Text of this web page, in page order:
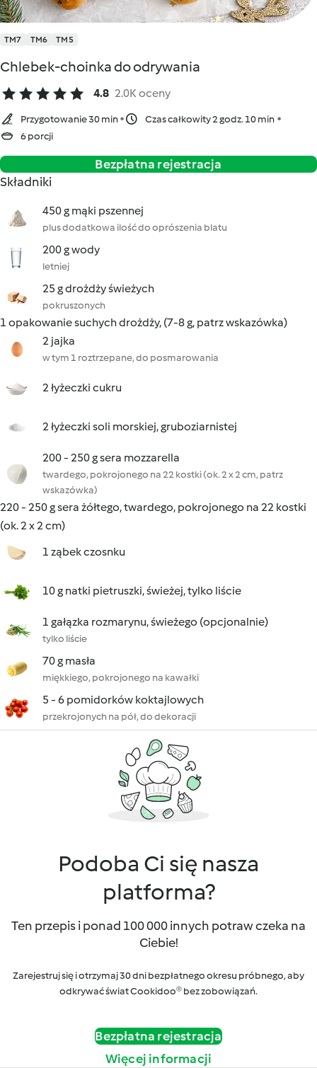
TM7 TM6 TM5
Chlebek-choinka do odrywania
4.8 2.0K oceny
Przygotowanie 30 min
Czas całkowity 2 godz. 10 min
6 porcji
Bezpłatna rejestracja
Składniki
450 g mąki pszennej
plus dodatkowa ilość do oprószenia blatu
200 g wody
letniej
25 g drożdży świeżych
pokruszonych
1 opakowanie suchych drożdży, (7-8 g, patrz wskazówka)
2 jajka
w tym 1 roztrzepane, do posmarowania
2 łyżeczki cukru
2 łyżeczki soli morskiej, gruboziarnistej
200 - 250 g sera mozzarella
twardego, pokrojonego na 22 kostki (ok. 2 x 2 cm, patrz
wskazówka)
220 - 250 g sera żółtego, twardego, pokrojonego na 22 kostki
(ok. 2 x 2 cm)
1 ząbek czosnku
10 g natki pietruszki, świeżej, tylko liście
1 gałązka rozmarynu, świeżego (opcjonalnie)
tylko liście
70 g masła
miękkiego, pokrojonego na kawałki
5 - 6 pomidorków koktajlowych
przekrojonych na pół, do dekoracji
Podoba Ci się nasza
platforma?
Ten przepis i ponad 100 000 innych potraw czeka na
Ciebie!
Zarejestruj się i otrzymaj 30 dni bezpłatnego okresu próbnego, aby
odkrywać świat Cookidoo® bez zobowiązań.
Bezpłatna rejestracja
Więcej informacji